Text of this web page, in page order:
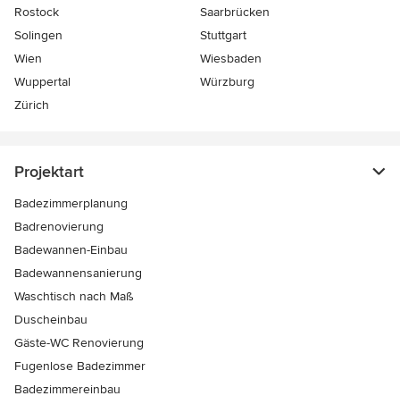
Rostock
Saarbrücken
Solingen
Stuttgart
Wien
Wiesbaden
Wuppertal
Würzburg
Zürich
Projektart
Badezimmerplanung
Badrenovierung
Badewannen-Einbau
Badewannensanierung
Waschtisch nach Maß
Duscheinbau
Gäste-WC Renovierung
Fugenlose Badezimmer
Badezimmereinbau